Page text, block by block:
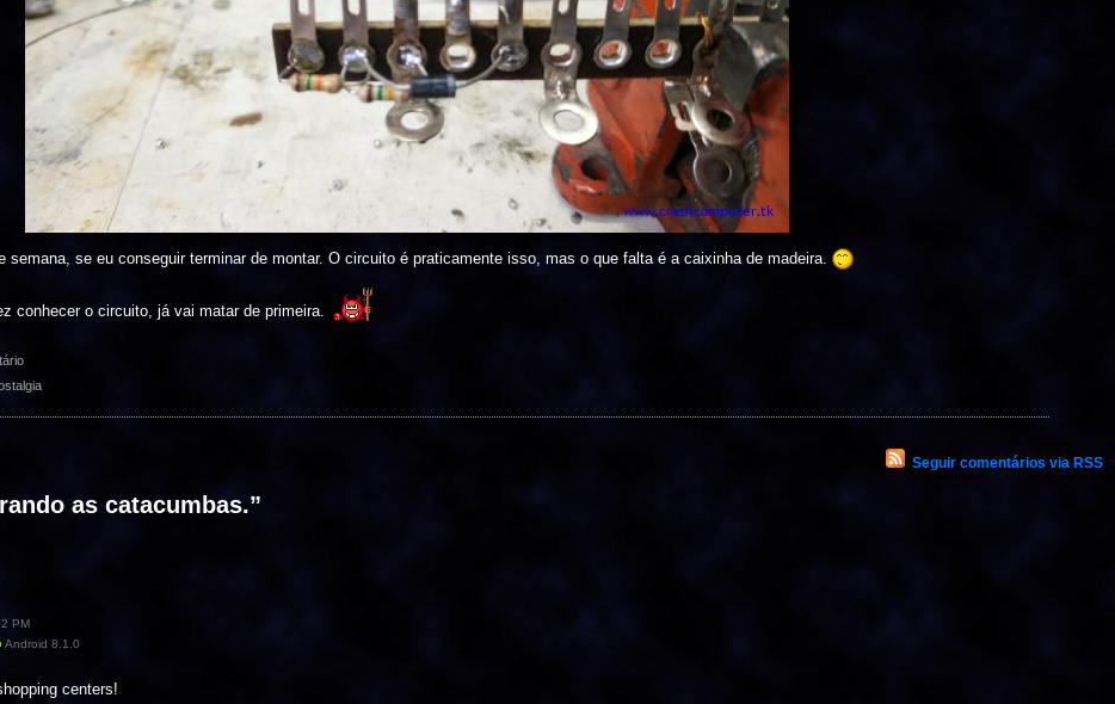
semana, se eu conseguir terminar de montar. O circuito é praticamente isso, mas o que falta é a caixinha de madeira.
conhecer o circuito, já vai matar de primeira.
Seguir comentários via RSS
as catacumbas.”
PM
Android 8.1.0
centers!